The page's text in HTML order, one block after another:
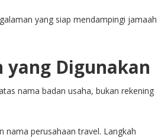
yang siap mendampingi jamaah
yang Digunakan
nama badan usaha, bukan rekening
nama perusahaan travel. Langkah